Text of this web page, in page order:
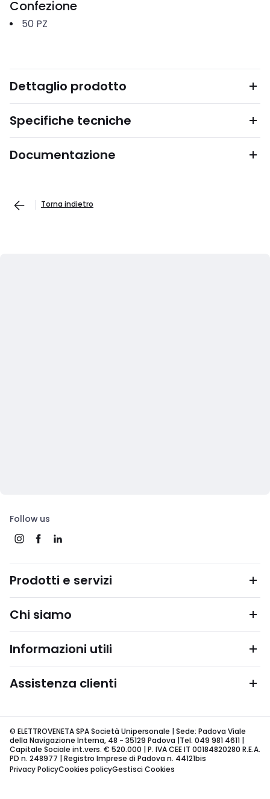
Confezione
50 PZ
Dettaglio prodotto
Specifiche tecniche
Documentazione
Torna indietro
Follow us
Prodotti e servizi
Chi siamo
Informazioni utili
Assistenza clienti
© ELETTROVENETA SPA Società Unipersonale | Sede: Padova Viale
della Navigazione Interna, 48 - 35129 Padova |Tel. 049 981 4611 |
Capitale Sociale int.vers. € 520.000 | P. IVA CEE IT 00184820280 R.E.A.
PD n. 248977 | Registro Imprese di Padova n. 44121bis
Privacy PolicyCookies policyGestisci Cookies